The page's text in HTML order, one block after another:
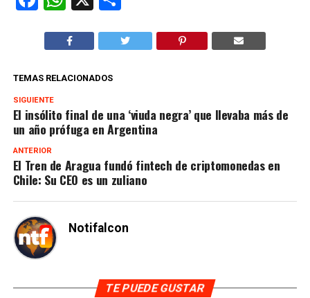
TEMAS RELACIONADOS
SIGUIENTE
El insólito final de una ‘viuda negra’ que llevaba más de
un año prófuga en Argentina
ANTERIOR
El Tren de Aragua fundó fintech de criptomonedas en
Chile: Su CEO es un zuliano
Notifalcon
TE PUEDE GUSTAR